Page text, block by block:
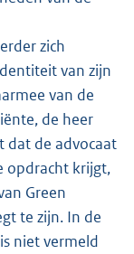
zich
van zijn
van de
de heer
dat de advocaat
opdracht krijgt,
Green
te zijn. In de
niet vermeld